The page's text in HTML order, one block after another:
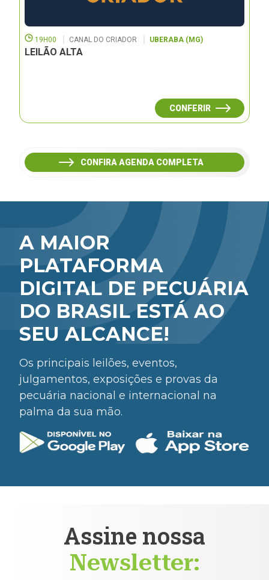
19H00 CANAL DO CRIADOR UBERABA (MG)
LEILÃO ALTA
CONFERIR
CONFIRA AGENDA COMPLETA
A MAIOR
PLATAFORMA
DIGITAL DE PECUÁRIA
DO BRASIL ESTÁ AO
SEU ALCANCE!
Os principais leilões, eventos,
julgamentos, exposições e provas da
pecuária nacional e internacional na
palma da sua mão.
Assine nossa
Newsletter: